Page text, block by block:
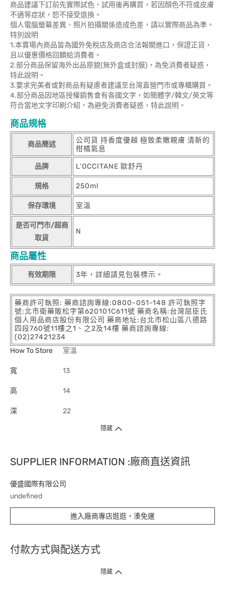
商品建議下訂前先實際試色、試用後再購買，若因顏色不符或皮膚
不適等症狀，恕不接受退換。
個人電腦螢幕差異、照片拍攝關係造成色差，請以實際商品為準。
特別說明
1.本賣場內商品皆為國外免稅店及商店合法報關進口，保證正貨，
且以優惠價格回饋給消費者。
2.部分商品保留海外出品原貌(無外盒或封膜)，為免消費者疑惑，
特此說明。
3.要求完美者或對商品有疑慮者建議至台灣直營門市或專櫃購買。
4.部分商品因地區授權銷售會有各國文字，如簡體字/韓文/英文等
符合當地文字印刷介紹，為避免消費者疑惑，特此說明。
商品規格
商品簡述
公司貨 持香度優越 極致柔嫩親膚 清新的
柑橘氣息
品牌 L’OCCITANE 歐舒丹
規格 250ml
保存環境 室溫
是否可門市/超商
取貨
N
商品屬性
有效期限 3年，詳細請見包裝標示。
藥商許可執照: 藥商諮詢專線:0800-051-148 許可執照字
號:北市衛藥販松字第620101C611號 藥商名稱:台灣屈臣氏
個人用品商店股份有限公司 藥商地址:台北市松山區八德路
四段760號11樓之1、之2及14樓 藥商諮詢專線:
(02)27421234
How To Store
室溫
寬 13
高 14
深 22
隱藏
SUPPLIER INFORMATION :廠商直送資訊
優盛國際有限公司
undefined
進入廠商專店逛逛，湊免運
付款方式與配送方式
隱藏